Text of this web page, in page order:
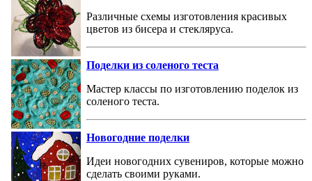
Различные схемы изготовления красивых
цветов из бисера и стекляруса.
Поделки из соленого теста
Мастер классы по изготовлению поделок из
соленого теста.
Новогодние поделки
Идеи новогодних сувениров, которые можно
сделать своими руками.